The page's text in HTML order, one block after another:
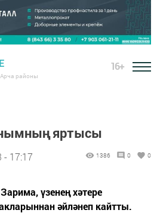
Арча районы
16+
яртысы
- 17:17 1386 0 0
үзенең хәтере
әйләнеп кайтты.